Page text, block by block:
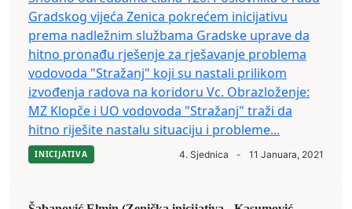
Gradskog vijeća Zenica pokrećem inicijativu
prema nadležnim službama Gradske uprave da
hitno pronađu rješenje za rješavanje problema
vodovoda "Stražanj" koji su nastali prilikom
izvođenja radova na koridoru Vc. Obrazloženje:
MZ Klopče i UO vodovoda "Stražanj" traži da
hitno riješite nastalu situaciju i probleme...
INICIJATIVA 4. Sjednica - 11 Januara, 2021